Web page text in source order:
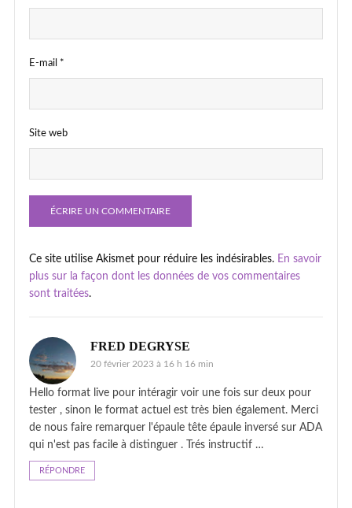
E-mail *
Site web
Ce site utilise Akismet pour réduire les indésirables. En savoir
plus sur la façon dont les données de vos commentaires
sont traitées.
FRED DEGRYSE
20 février 2023 à 16 h 16 min
Hello format live pour intéragir voir une fois sur deux pour
tester , sinon le format actuel est très bien également. Merci
de nous faire remarquer l'épaule tête épaule inversé sur ADA
qui n'est pas facile à distinguer . Trés instructif …
RÉPONDRE